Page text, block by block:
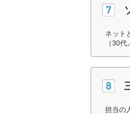
ネット
（30代
担当の